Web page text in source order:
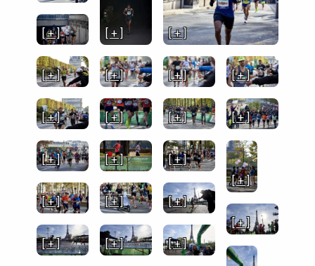
[ + ] [ + ]
[ + ]
[ + ] [ + ] [ + ] [ + ]
[ + ] [ + ] [ + ] [ + ]
[ + ] [ + ]
[ + ]
[ + ]
[ + ]
[ + ]
[ + ]
[ + ]
[ + ]
[ + ] [ + ]